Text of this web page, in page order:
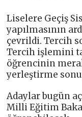
Liselere Geçiş
yapılmasının
çevrildi. Tercih
Tercih işlemini
öğrencinin
yerleştirme
Adaylar bugün
Milli Eğitim